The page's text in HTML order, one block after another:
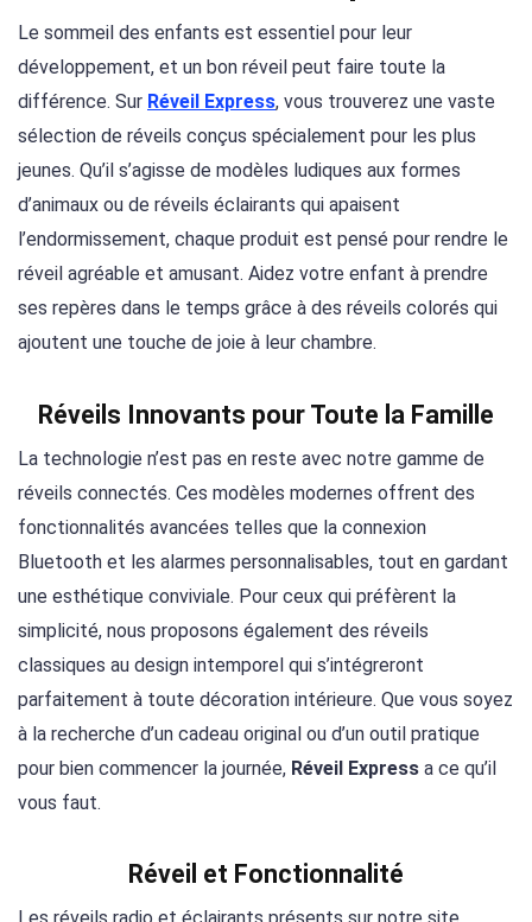
Le sommeil des enfants est essentiel pour leur
développement, et un bon réveil peut faire toute la
différence. Sur Réveil Express, vous trouverez une vaste
sélection de réveils conçus spécialement pour les plus
jeunes. Qu’il s’agisse de modèles ludiques aux formes
d’animaux ou de réveils éclairants qui apaisent
l’endormissement, chaque produit est pensé pour rendre le
réveil agréable et amusant. Aidez votre enfant à prendre
ses repères dans le temps grâce à des réveils colorés qui
ajoutent une touche de joie à leur chambre.
Réveils Innovants pour Toute la Famille
La technologie n’est pas en reste avec notre gamme de
réveils connectés. Ces modèles modernes offrent des
fonctionnalités avancées telles que la connexion
Bluetooth et les alarmes personnalisables, tout en gardant
une esthétique conviviale. Pour ceux qui préfèrent la
simplicité, nous proposons également des réveils
classiques au design intemporel qui s’intégreront
parfaitement à toute décoration intérieure. Que vous soyez
à la recherche d’un cadeau original ou d’un outil pratique
pour bien commencer la journée, Réveil Express a ce qu’il
vous faut.
Réveil et Fonctionnalité